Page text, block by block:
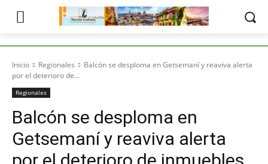
Inicio Regionales
Balcón se desploma en Getsemaní y reaviva alerta
por el deterioro de...
Regionales
Balcón se desploma en
Getsemaní y reaviva alerta